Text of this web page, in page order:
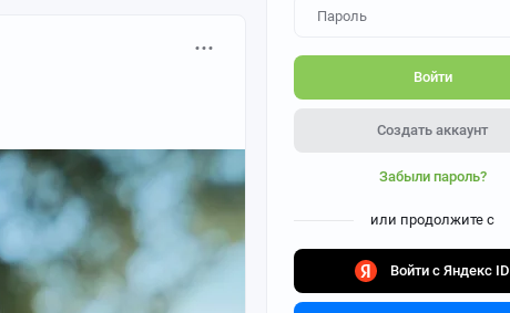
Войти
Создать аккаунт
Забыли пароль?
или продолжите с
Войти с Яндекс ID